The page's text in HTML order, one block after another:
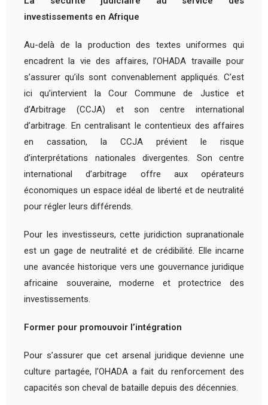
investissements en Afrique
Au-delà de la production des textes uniformes qui
encadrent la vie des affaires, l’OHADA travaille pour
s’assurer qu’ils sont convenablement appliqués. C’est
ici qu’intervient la Cour Commune de Justice et
d’Arbitrage (CCJA) et son centre international
d’arbitrage. En centralisant le contentieux des affaires
en cassation, la CCJA prévient le risque
d’interprétations nationales divergentes. Son centre
international d’arbitrage offre aux opérateurs
économiques un espace idéal de liberté et de neutralité
pour régler leurs différends.
Pour les investisseurs, cette juridiction supranationale
est un gage de neutralité et de crédibilité. Elle incarne
une avancée historique vers une gouvernance juridique
africaine souveraine, moderne et protectrice des
investissements.
Former pour promouvoir l’intégration
Pour s’assurer que cet arsenal juridique devienne une
culture partagée, l’OHADA a fait du renforcement des
capacités son cheval de bataille depuis des décennies.